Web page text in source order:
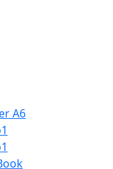
A6